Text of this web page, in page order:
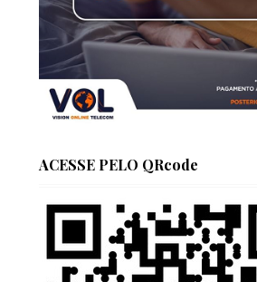
ACESSE PELO QRcode